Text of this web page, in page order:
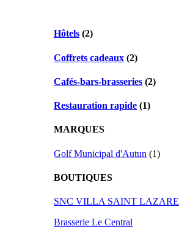
Hôtels (2)
Coffrets cadeaux (2)
Cafés-bars-brasseries (2)
Restauration rapide (1)
MARQUES
Golf Municipal d'Autun (1)
BOUTIQUES
SNC VILLA SAINT LAZARE
Brasserie Le Central